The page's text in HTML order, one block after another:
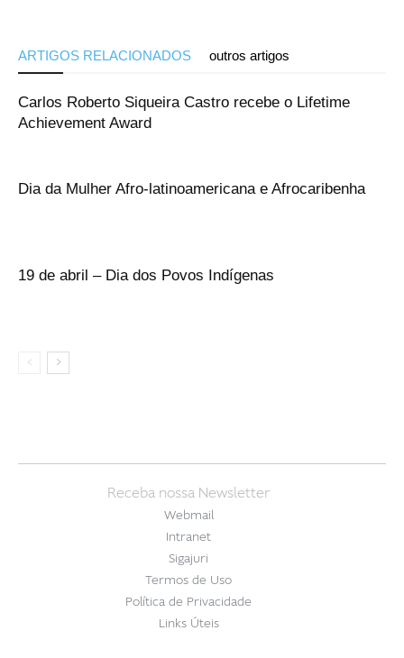
ARTIGOS RELACIONADOS outros artigos
Carlos Roberto Siqueira Castro recebe o Lifetime
Achievement Award
Dia da Mulher Afro-latinoamericana e Afrocaribenha
19 de abril – Dia dos Povos Indígenas
Receba nossa Newsletter
Webmail
Intranet
Sigajuri
Termos de Uso
Política de Privacidade
Links Úteis